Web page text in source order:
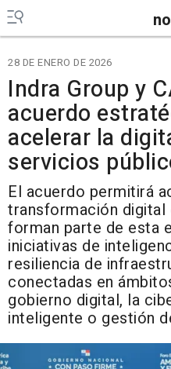
28 DE ENERO DE 2026
Indra Group y
acuerdo
acelerar la
servicios
El acuerdo permitirá
transformación digital
forman parte de esta
iniciativas de
resiliencia de
conectadas en
gobierno digital, la
inteligente o gestión